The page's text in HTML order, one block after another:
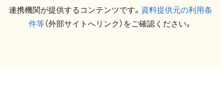
連携機関が提供するコンテンツです。 資料提供元の利用条
件等（外部サイトへリンク）をご確認ください。